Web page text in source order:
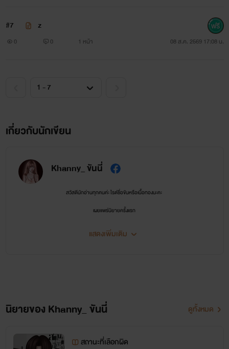
#7 z
0 0 1 หน้า 08 ส.ค. 2569 17:08 น.
เกี่ยวกับนักเขียน
Khanny_ ขันนี่
สวัสดีนักอ่านทุกคนค่ะ ไรต์ชื่อขันหรือเนื้อทองนะคะ
เผยแพร่นิยายครั้งแรก
♔ 7 กุมภาพันธ์ 2557 ♕
เนื้อทองของแม่ ✔ Yaoi
🌐 ช่องทางการติดต่อ 🌐
แสดงเพิ่มเติม
นิยายของ Khanny_ ขันนี่ ดูทั้งหมด
สถานะที่เลือกผิด